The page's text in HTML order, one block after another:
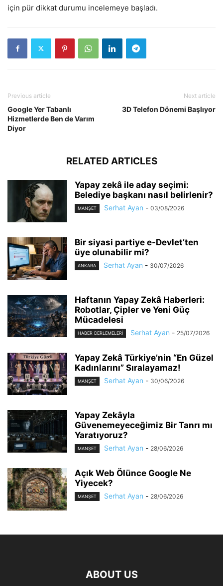
için pür dikkat durumu incelemeye başladı.
Previous article
Google Yer Tabanlı
Hizmetlerde Ben de Varım
Diyor
Next article
3D Telefon Dönemi Başlıyor
RELATED ARTICLES
Yapay zekâ ile aday seçimi:
Belediye başkanı nasıl belirlenir?
MANŞET Serhat Ayan - 03/08/2026
Bir siyasi partiye e-Devlet’ten
üye olunabilir mi?
ANKARA Serhat Ayan - 30/07/2026
Haftanın Yapay Zekâ Haberleri:
Robotlar, Çipler ve Yeni Güç
Mücadelesi
HABER DERLEMELERI Serhat Ayan - 25/07/2026
Yapay Zekâ Türkiye’nin “En Güzel
Kadınlarını” Sıralayamaz!
MANŞET Serhat Ayan - 30/06/2026
Yapay Zekâyla
Güvenemeyeceğimiz Bir Tanrı mı
Yaratıyoruz?
MANŞET Serhat Ayan - 28/06/2026
Açık Web Ölünce Google Ne
Yiyecek?
MANŞET Serhat Ayan - 28/06/2026
ABOUT US